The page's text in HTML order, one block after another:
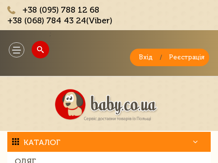
+38 (095) 788 12 68
+38 (068) 784 43 24(Viber)
Toggle
navigation
Вхід / Реєстрація
КАТАЛОГ